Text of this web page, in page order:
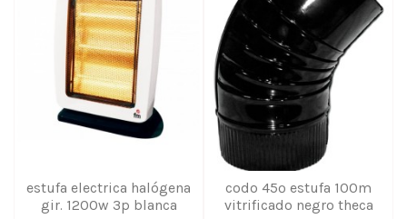
estufa electrica halógena
gir. 1200w 3p blanca
codo 45º estufa 100m
vitrificado negro theca